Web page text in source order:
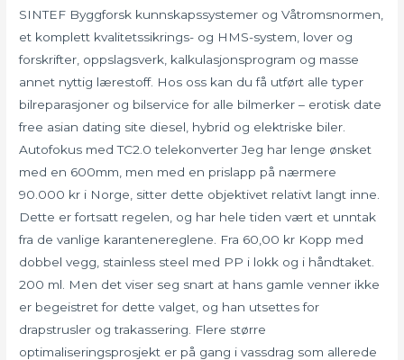
SINTEF Byggforsk kunnskapssystemer og Våtromsnormen,
et komplett kvalitetssikrings- og HMS-system, lover og
forskrifter, oppslagsverk, kalkulasjonsprogram og masse
annet nyttig lærestoff. Hos oss kan du få utført alle typer
bilreparasjoner og bilservice for alle bilmerker – erotisk date
free asian dating site diesel, hybrid og elektriske biler.
Autofokus med TC2.0 telekonverter Jeg har lenge ønsket
med en 600mm, men med en prislapp på nærmere
90.000 kr i Norge, sitter dette objektivet relativt langt inne.
Dette er fortsatt regelen, og har hele tiden vært et unntak
fra de vanlige karantenereglene. Fra 60,00 kr Kopp med
dobbel vegg, stainless steel med PP i lokk og i håndtaket.
200 ml. Men det viser seg snart at hans gamle venner ikke
er begeistret for dette valget, og han utsettes for
drapstrusler og trakassering. Flere større
optimaliseringsprosjekt er på gang i vassdrag som allerede